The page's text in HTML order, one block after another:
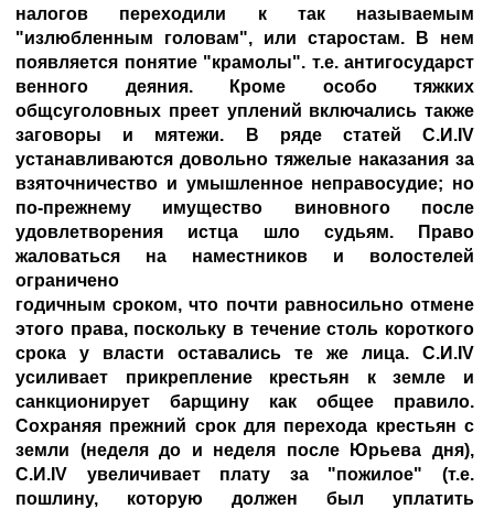
налогов переходили к так называемым
"излюбленным головам", или старостам. В нем
появляется понятие "крамолы". т.е. антигосударст
венного деяния. Кроме особо тяжких
общсуголовных преет уплений включались также
заговоры и мятежи. В ряде статей С.И.IV
устанавливаются довольно тяжелые наказания за
взяточничество и умышленное неправосудие; но
по-прежнему имущество виновного после
удовлетворения истца шло судьям. Право
жаловаться на наместников и волостелей
ограничено
годичным сроком, что почти равносильно отмене
этого права, поскольку в течение столь короткого
срока у власти оставались те же лица. С.И.IV
усиливает прикрепление крестьян к земле и
санкционирует барщину как общее правило.
Сохраняя прежний срок для перехода крестьян с
земли (неделя до и неделя после Юрьева дня),
С.И.IV увеличивает плату за "пожилое" (т.е.
пошлину, которую должен был уплатить